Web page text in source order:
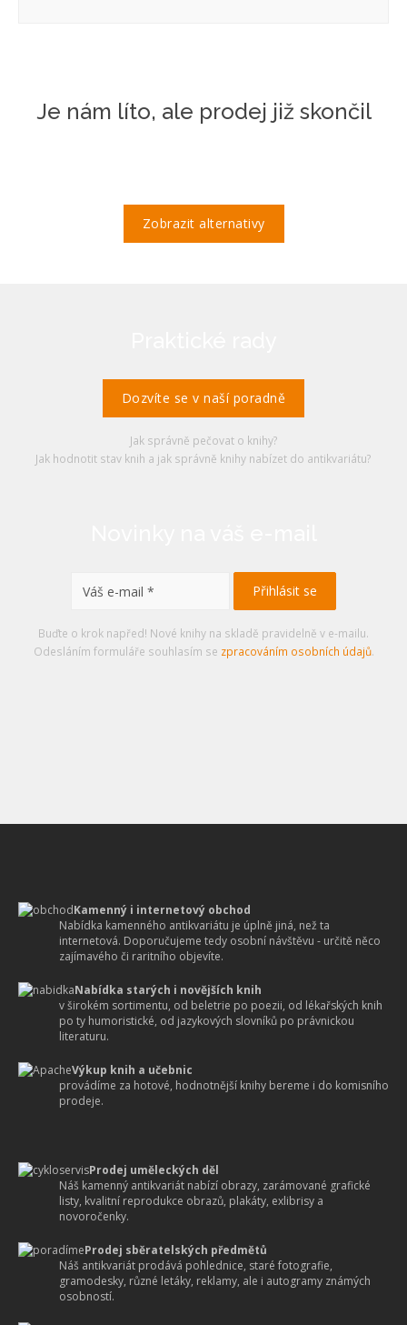
Je nám líto, ale prodej již skončil
Zobrazit alternativy
Dozvíte se v naší poradně
Jak správně pečovat o knihy?
Jak hodnotit stav knih a jak správně knihy nabízet do antikvariátu?
Buďte o krok napřed! Nové knihy na skladě pravidelně v e-mailu.
Odesláním formuláře souhlasím se zpracováním osobních údajů.
Kamenný i internetový obchod
Nabídka kamenného antikvariátu je úplně jiná, než ta
internetová. Doporučujeme tedy osobní návštěvu - určitě něco
zajímavého či raritního objevíte.
Nabídka starých i novějších knih
v širokém sortimentu, od beletrie po poezii, od lékařských knih
po ty humoristické, od jazykových slovníků po právnickou
literaturu.
Výkup knih a učebnic
provádíme za hotové, hodnotnější knihy bereme i do komisního
prodeje.
Prodej uměleckých děl
Náš kamenný antikvariát nabízí obrazy, zarámované grafické
listy, kvalitní reprodukce obrazů, plakáty, exlibrisy a
novoročenky.
Prodej sběratelských předmětů
Náš antikvariát prodává pohlednice, staré fotografie,
gramodesky, různé letáky, reklamy, ale i autogramy známých
osobností.